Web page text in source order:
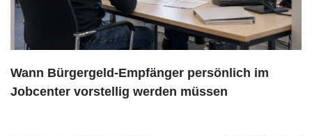
Wann Bürgergeld-Empfänger persönlich im
Jobcenter vorstellig werden müssen